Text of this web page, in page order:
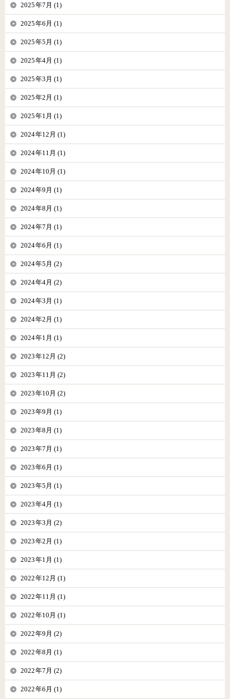
2025年7月 (1)
2025年6月 (1)
2025年5月 (1)
2025年4月 (1)
2025年3月 (1)
2025年2月 (1)
2025年1月 (1)
2024年12月 (1)
2024年11月 (1)
2024年10月 (1)
2024年9月 (1)
2024年8月 (1)
2024年7月 (1)
2024年6月 (1)
2024年5月 (2)
2024年4月 (2)
2024年3月 (1)
2024年2月 (1)
2024年1月 (1)
2023年12月 (2)
2023年11月 (2)
2023年10月 (2)
2023年9月 (1)
2023年8月 (1)
2023年7月 (1)
2023年6月 (1)
2023年5月 (1)
2023年4月 (1)
2023年3月 (2)
2023年2月 (1)
2023年1月 (1)
2022年12月 (1)
2022年11月 (1)
2022年10月 (1)
2022年9月 (2)
2022年8月 (1)
2022年7月 (2)
2022年6月 (1)